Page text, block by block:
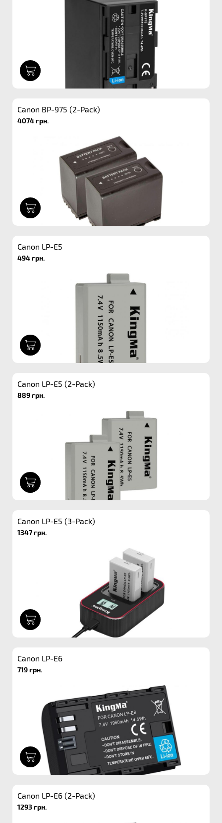
Canon BP-975 (2-Pack)
4074 грн.
Canon LP-E5
494 грн.
Canon LP-E5 (2-Pack)
889 грн.
Canon LP-E5 (3-Pack)
1347 грн.
Canon LP-E6
719 грн.
Canon LP-E6 (2-Pack)
1293 грн.